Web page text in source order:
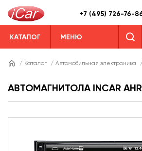
+7 (495) 726-76-
КАТАЛОГ МЕНЮ
/ Каталог / Автомобильная электроника
АВТОМАГНИТОЛА INCAR